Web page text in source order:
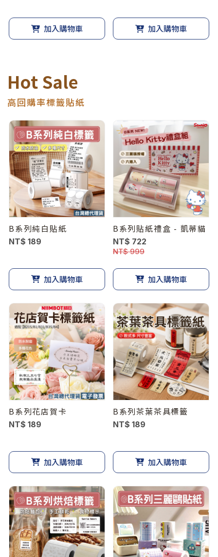
加入購物車 加入購物車
Hot Sale
高回購率標籤貼紙
B系列純白貼紙
NT$ 189
加入購物車
B系列貼紙禮盒 - 凱蒂貓
NT$ 722
NT$ 999
加入購物車
B系列花店賀卡
NT$ 189
加入購物車
B系列茶葉茶具標籤
NT$ 189
加入購物車